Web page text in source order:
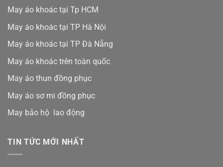
May áo khoác tại Tp HCM
May áo khoác tại TP Hà Nội
May áo khoác tại TP Đà Nẵng
May áo khoác trên toàn quốc
May áo thun đồng phục
May áo sơ mi đồng phục
May bảo hộ lao động
TIN TỨC MỚI NHẤT